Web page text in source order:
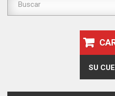
SU